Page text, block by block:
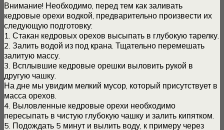
Внимание! Необходимо, перед тем как заливать
кедровые орехи водкой, предварительно произвести их
следующую подготовку:
1. Стакан кедровых орехов высыпать в глубокую тарелку.
2. Залить водой из под крана. Тщательно перемешать
залитую массу.
3. Всплывшие кедровые орешки выловить рукой в
другую чашку.
На дне мы увидим мелкий мусор, который присутствует в
масса орехов.
4. Выловленные кедровые орехи необходимо
пересыпать в чистую глубокую чашку и залить кипятком.
5. Подождать 5 минут и вылить воду, к примеру через